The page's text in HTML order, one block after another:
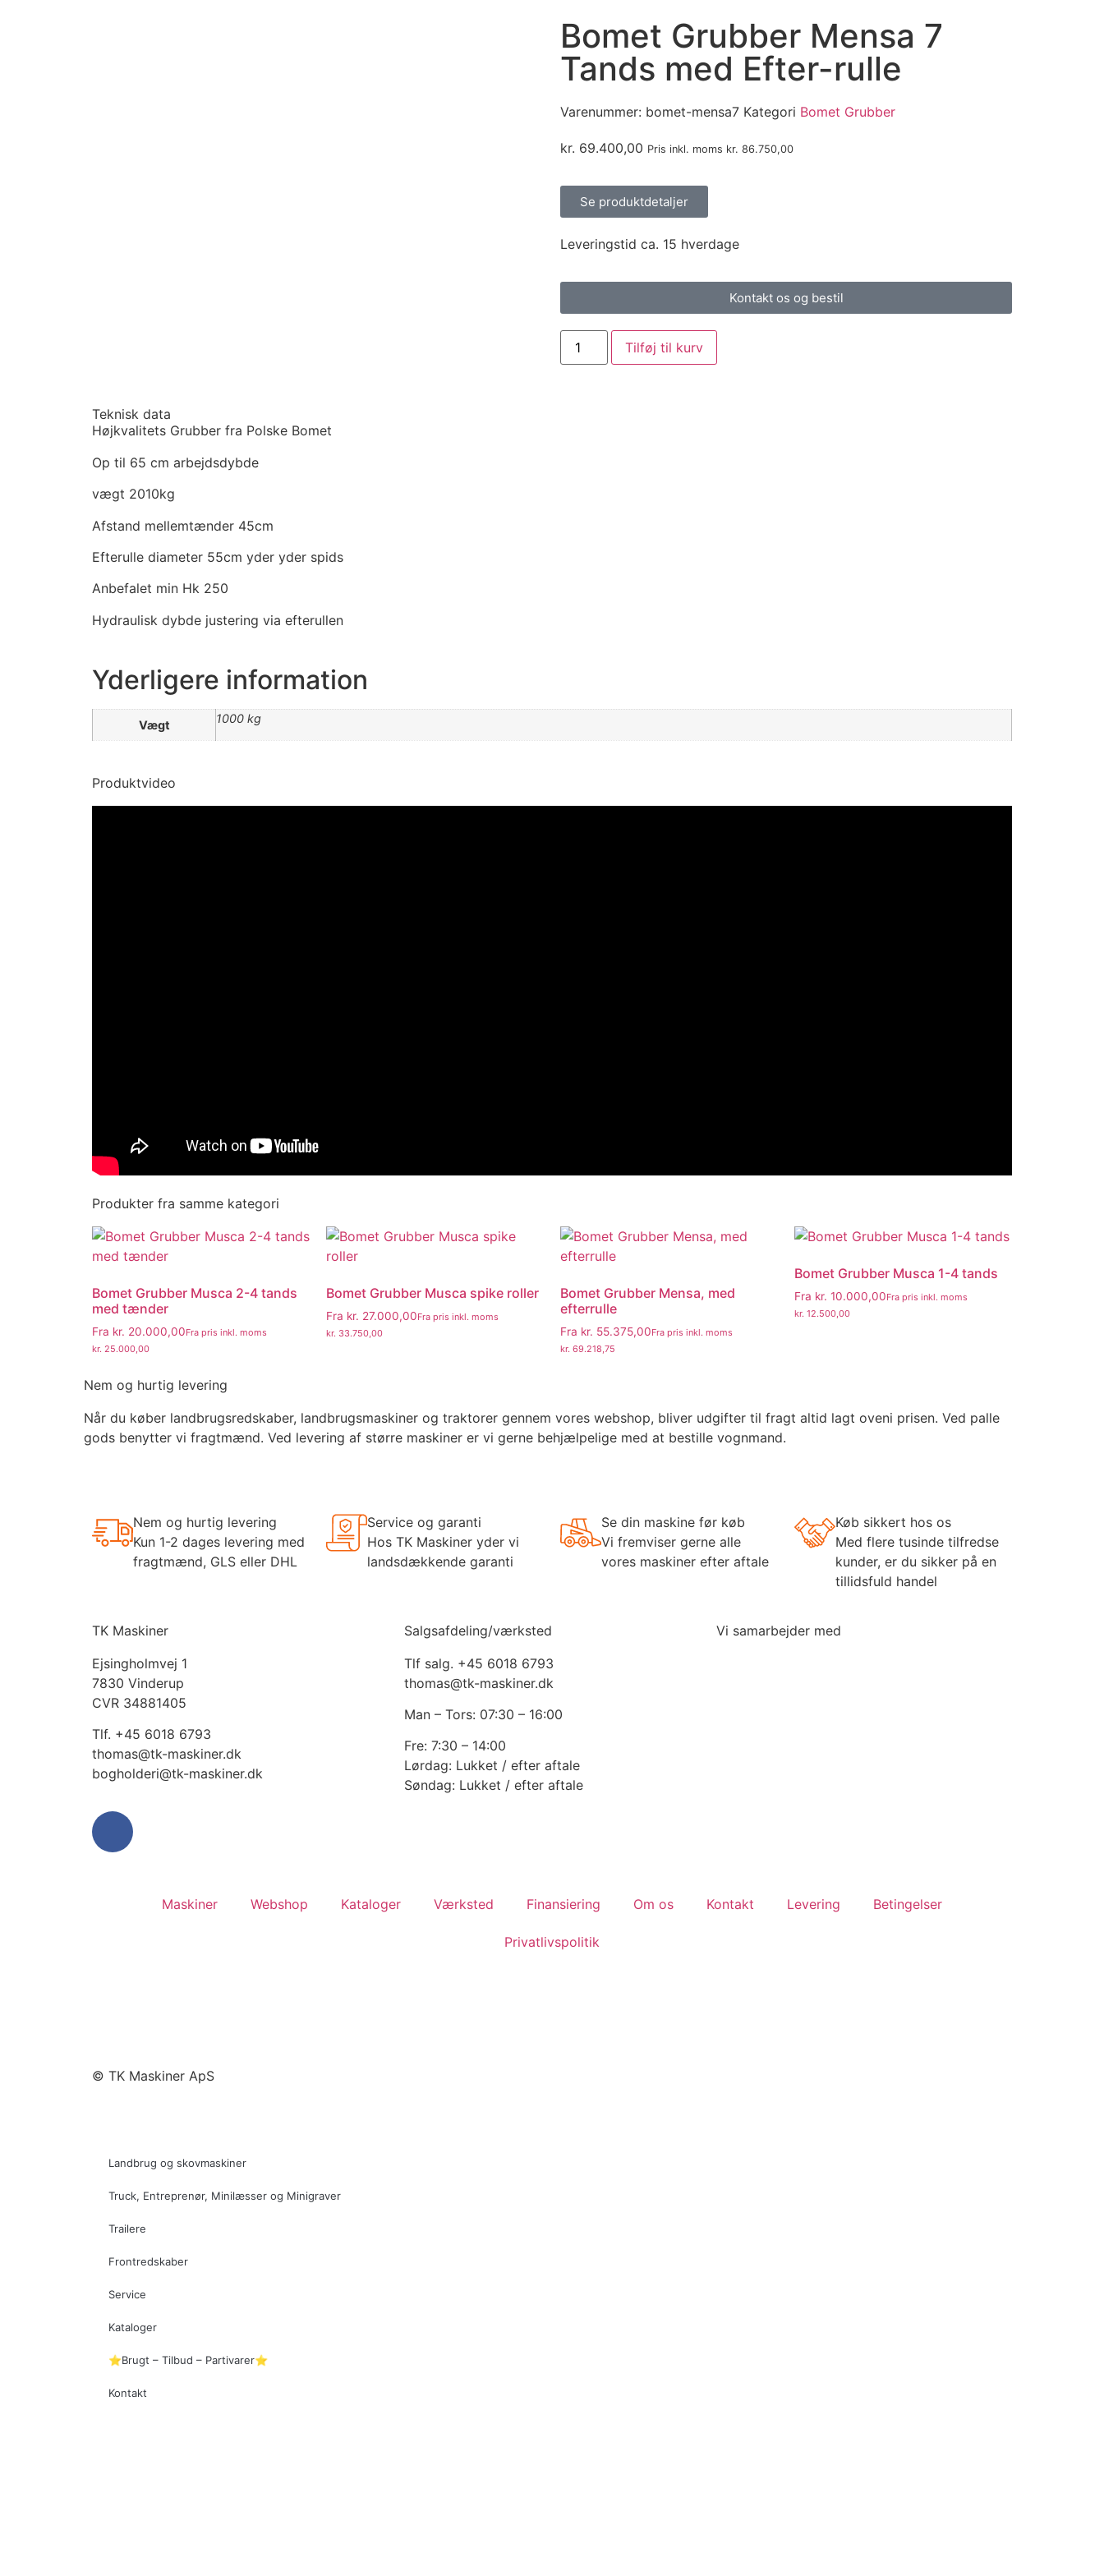
Bomet Grubber Mensa 7
Tands med Efter-rulle
Varenummer: bomet-mensa7 Kategori Bomet Grubber
kr. 69.400,00 Pris inkl. moms kr. 86.750,00
Se produktdetaljer
Leveringstid ca. 15 hverdage
Kontakt os og bestil
Tilføj til kurv
Teknisk data
Højkvalitets Grubber fra Polske Bomet
Op til 65 cm arbejdsdybde
vægt 2010kg
Afstand mellemtænder 45cm
Efterulle diameter 55cm yder yder spids
Anbefalet min Hk 250
Hydraulisk dybde justering via efterullen
Yderligere information
Vægt 1000 kg
Produktvideo
Produkter fra samme kategori
Bomet Grubber Musca 2-4 tands
med tænder
Fra kr. 20.000,00Fra pris inkl. moms
kr. 25.000,00
Bomet Grubber Musca spike roller
Fra kr. 27.000,00Fra pris inkl. moms
kr. 33.750,00
Bomet Grubber Mensa, med
efterrulle
Fra kr. 55.375,00Fra pris inkl. moms
kr. 69.218,75
Bomet Grubber Musca 1-4 tands
Fra kr. 10.000,00Fra pris inkl. moms
kr. 12.500,00
Nem og hurtig levering
Når du køber landbrugsredskaber, landbrugsmaskiner og traktorer gennem vores webshop, bliver udgifter til fragt altid lagt oveni prisen. Ved palle
gods benytter vi fragtmænd. Ved levering af større maskiner er vi gerne behjælpelige med at bestille vognmand.
Nem og hurtig levering
Kun 1-2 dages levering med
fragtmænd, GLS eller DHL
Service og garanti
Hos TK Maskiner yder vi
landsdækkende garanti
Se din maskine før køb
Vi fremviser gerne alle
vores maskiner efter aftale
Køb sikkert hos os
Med flere tusinde tilfredse
kunder, er du sikker på en
tillidsfuld handel
TK Maskiner
Ejsingholmvej 1
7830 Vinderup
CVR 34881405
​Tlf. +45 6018 6793
thomas@tk-maskiner.dk
bogholderi@tk-maskiner.dk
Salgsafdeling/værksted
Tlf salg. +45 6018 6793
thomas@tk-maskiner.dk
Man – Tors: 07:30 – 16:00
Fre: 7:30 – 14:00
Lørdag: Lukket / efter aftale
Søndag: Lukket / efter aftale
Vi samarbejder med
Maskiner Webshop Kataloger Værksted Finansiering Om os Kontakt Levering Betingelser
Privatlivspolitik
© TK Maskiner ApS
Landbrug og skovmaskiner
Truck, Entreprenør, Minilæsser og Minigraver
Trailere
Frontredskaber
Service
Kataloger
⭐Brugt – Tilbud – Partivarer⭐
Kontakt